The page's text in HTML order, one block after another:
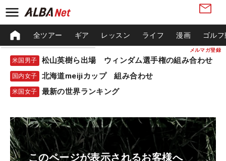
メルマガ登録
全ツアー ギア レッスン ライフ 漫画 ゴル
米国男子 松山英樹ら出場 ウィンダム選手権の組み合わせ
国内女子 北海道meijiカップ 組み合わせ
米国女子 最新の世界ランキング
このページが表示されるお客様へ